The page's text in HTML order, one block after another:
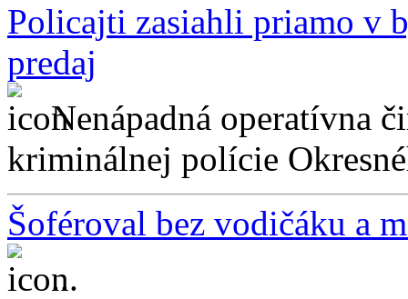
Policajti zasiahli priamo v
predaj
Nenápadná operatívna
kriminálnej polície
Šoféroval bez vodičáku a
...